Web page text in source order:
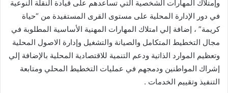
وإمتلاك المهارات الشخصية التي تساعدهم على قيادة النقلة النوعية
في دور الإدارة المحلية على مستوى القرى المستفيدة من “حياة
كريمة” ، إضافة إلي امتلاك المهارات المهنية الأساسية المطلوبة في
مجال التخطيط المتكامل والصيانة والتشغيل وإدارة الاصول المحلية
وتعظيم الموارد الذاتية ودعم التنمية للاقتصادية المحلية بالإضافة إلي
إشراك المواطنين ودمجهم في عمليات التخطيط المحلي ومتابعة
التنفيذ وتقييم الخدمات .